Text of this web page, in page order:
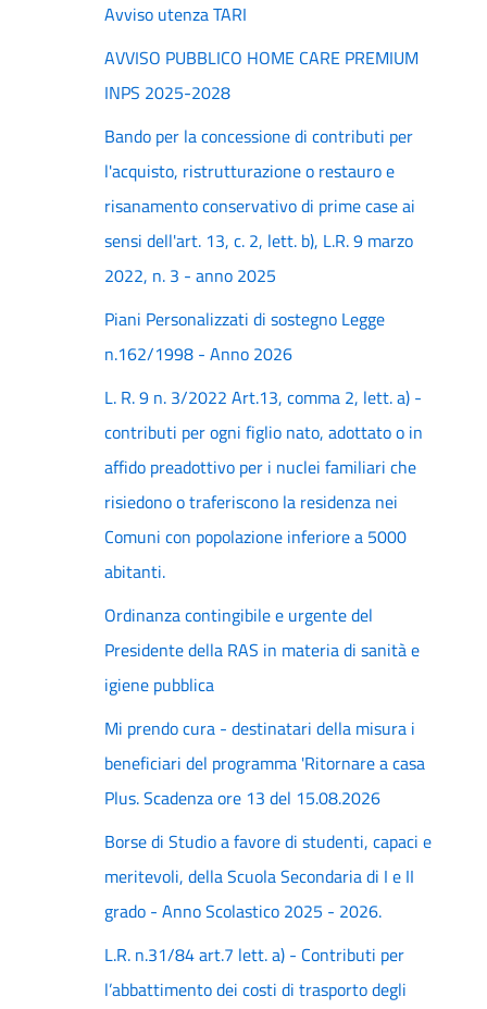
Avviso utenza TARI
AVVISO PUBBLICO HOME CARE PREMIUM
INPS 2025-2028
Bando per la concessione di contributi per
l'acquisto, ristrutturazione o restauro e
risanamento conservativo di prime case ai
sensi dell'art. 13, c. 2, lett. b), L.R. 9 marzo
2022, n. 3 - anno 2025
Piani Personalizzati di sostegno Legge
n.162/1998 - Anno 2026
L. R. 9 n. 3/2022 Art.13, comma 2, lett. a) -
contributi per ogni figlio nato, adottato o in
affido preadottivo per i nuclei familiari che
risiedono o traferiscono la residenza nei
Comuni con popolazione inferiore a 5000
abitanti.
Ordinanza contingibile e urgente del
Presidente della RAS in materia di sanità e
igiene pubblica
Mi prendo cura - destinatari della misura i
beneficiari del programma 'Ritornare a casa
Plus. Scadenza ore 13 del 15.08.2026
Borse di Studio a favore di studenti, capaci e
meritevoli, della Scuola Secondaria di I e II
grado - Anno Scolastico 2025 - 2026.
L.R. n.31/84 art.7 lett. a) - Contributi per
l’abbattimento dei costi di trasporto degli